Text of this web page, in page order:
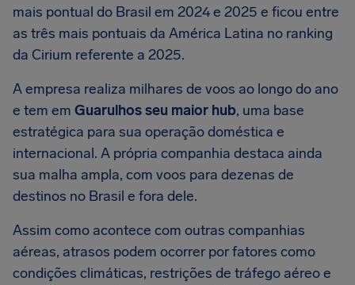
mais pontual do Brasil em 2024 e 2025 e ficou entre
as três mais pontuais da América Latina no ranking
da Cirium referente a 2025.
A empresa realiza milhares de voos ao longo do ano
e tem em Guarulhos seu maior hub, uma base
estratégica para sua operação doméstica e
internacional. A própria companhia destaca ainda
sua malha ampla, com voos para dezenas de
destinos no Brasil e fora dele.
Assim como acontece com outras companhias
aéreas, atrasos podem ocorrer por fatores como
condições climáticas, restrições de tráfego aéreo e